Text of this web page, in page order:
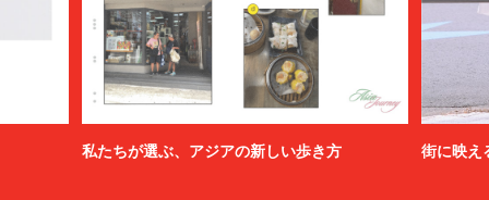
私たちが選ぶ、アジアの新しい歩き方 街に映え